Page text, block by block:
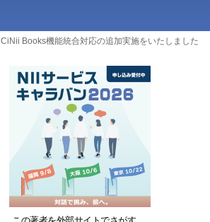
CiNii Books機能統合対応の追加実施をいたしました